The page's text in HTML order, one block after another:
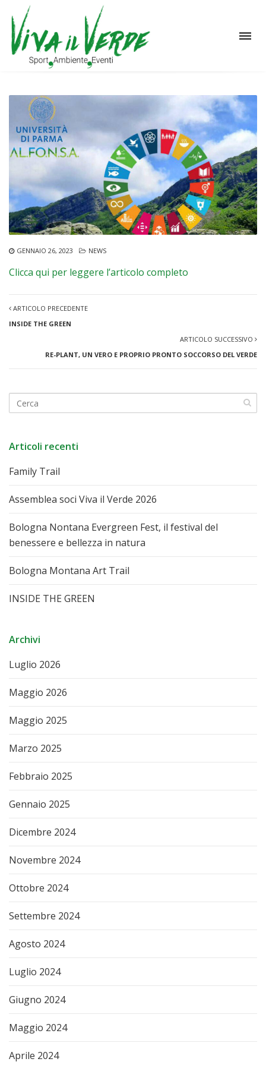
GENNAIO 26, 2023 NEWS
Clicca qui per leggere l’articolo completo
ARTICOLO PRECEDENTE
INSIDE THE GREEN
ARTICOLO SUCCESSIVO
RE-PLANT, UN VERO E PROPRIO PRONTO SOCCORSO DEL VERDE
Articoli recenti
Family Trail
Assemblea soci Viva il Verde 2026
Bologna Nontana Evergreen Fest, il festival del
benessere e bellezza in natura
Bologna Montana Art Trail
INSIDE THE GREEN
Archivi
Luglio 2026
Maggio 2026
Maggio 2025
Marzo 2025
Febbraio 2025
Gennaio 2025
Dicembre 2024
Novembre 2024
Ottobre 2024
Settembre 2024
Agosto 2024
Luglio 2024
Giugno 2024
Maggio 2024
Aprile 2024